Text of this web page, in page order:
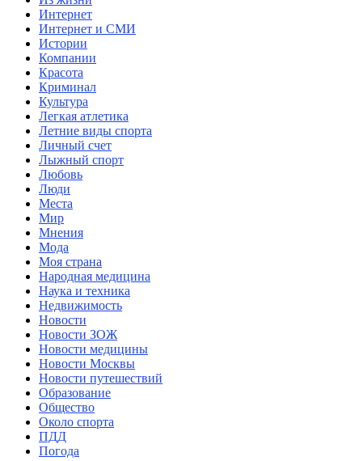
Интернет
Интернет и СМИ
Истории
Компании
Красота
Криминал
Культура
Легкая атлетика
Летние виды спорта
Личный счет
Лыжный спорт
Любовь
Люди
Места
Мир
Мнения
Мода
Моя страна
Народная медицина
Наука и техника
Недвижимость
Новости
Новости ЗОЖ
Новости медицины
Новости Москвы
Новости путешествий
Образование
Общество
Около спорта
ПДД
Погода